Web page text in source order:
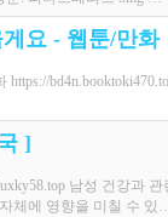
요 - 웹툰/만화
https://
]
남성 건강과
체에 영향을 미칠 수 있